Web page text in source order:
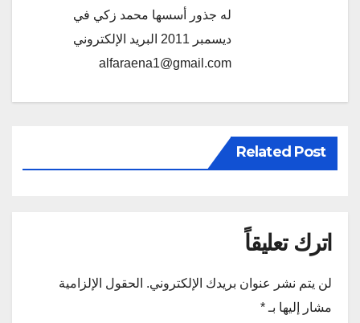
له جذور أسسها محمد زكي في
ديسمبر 2011 البريد الإلكتروني
alfaraena1@gmail.com
Related Post
اترك تعليقاً
لن يتم نشر عنوان بريدك الإلكتروني. الحقول الإلزامية
مشار إليها بـ *